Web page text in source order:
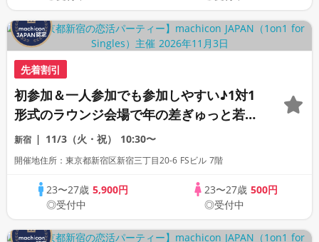
先着割引
初参加＆一人参加でも参加しやすい♪1対1
形式のラウンジ会場で年の差ぎゅっと若め
の同世代恋活パーティー♪《上質な1対1相
席専用会場》《全席半個室》《飲み放題付
新宿 11/3（火・祝） 10:30〜
開催地住所：東京都新宿区新宿三丁目20-6 FSビル 7階
23〜27歳5,900円
◎受付中
23〜27歳 500円
◎受付中